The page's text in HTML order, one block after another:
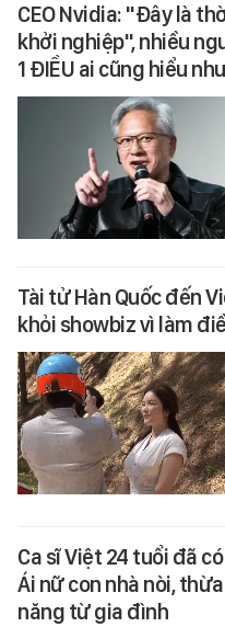
CEO Nvidia: "Đây là
khởi nghiệp", nhiều
1 ĐIỀU ai cũng hiểu
Tài tử Hàn Quốc đến
khỏi showbiz vì làm
Ca sĩ Việt 24 tuổi đã
Ái nữ con nhà nòi,
năng từ gia đình